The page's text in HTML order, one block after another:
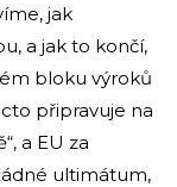
jak
a jak to končí,
bloku výroků
připravuje na
a EU za
ultimátum,